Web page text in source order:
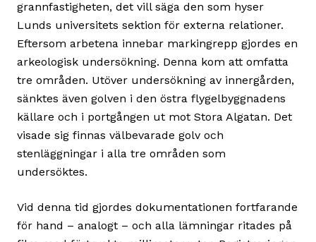
grannfastigheten, det vill säga den som hyser
Lunds universitets sektion för externa relationer.
Eftersom arbetena innebar markingrepp gjordes en
arkeologisk undersökning. Denna kom att omfatta
tre områden. Utöver undersökning av innergården,
sänktes även golven i den östra flygelbyggnadens
källare och i portgången ut mot Stora Algatan. Det
visade sig finnas välbevarade golv och
stenläggningar i alla tre områden som
undersöktes.
Vid denna tid gjordes dokumentationen fortfarande
för hand – analogt – och alla lämningar ritades på